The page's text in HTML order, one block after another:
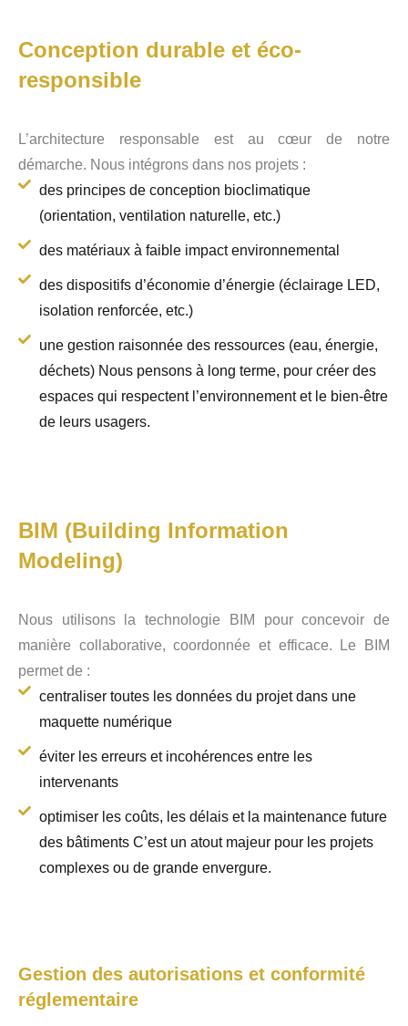
Conception durable et éco-
responsible
L’architecture responsable est au cœur de notre
démarche. Nous intégrons dans nos projets :
des principes de conception bioclimatique
(orientation, ventilation naturelle, etc.)
des matériaux à faible impact environnemental
des dispositifs d’économie d’énergie (éclairage LED,
isolation renforcée, etc.)
une gestion raisonnée des ressources (eau, énergie,
déchets) Nous pensons à long terme, pour créer des
espaces qui respectent l’environnement et le bien-être
de leurs usagers.
BIM (Building Information
Modeling)
Nous utilisons la technologie BIM pour concevoir de
manière collaborative, coordonnée et efficace. Le BIM
permet de :
centraliser toutes les données du projet dans une
maquette numérique
éviter les erreurs et incohérences entre les
intervenants
optimiser les coûts, les délais et la maintenance future
des bâtiments C’est un atout majeur pour les projets
complexes ou de grande envergure.
Gestion des autorisations et conformité
réglementaire